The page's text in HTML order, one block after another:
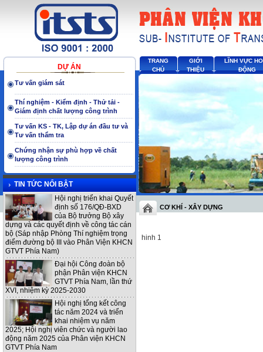
DỰ ÁN
Tư vấn giám sát
Thí nghiệm - Kiểm định - Thử tải -
Giám định chất lượng công trình
Tư vấn KS - TK, Lập dự án đầu tư và
Tư vấn thẩm tra
Chứng nhận sự phù hợp về chất
lượng công trình
TIN TỨC NỔI BẬT
Hội nghị triển khai Quyết
định số 176/QĐ-BXD
của Bộ trưởng Bộ xây
dựng và các quyết định về công tác cán
bộ (Sáp nhập Phòng Thí nghiệm trọng
điểm đường bộ III vào Phân Viện KHCN
GTVT Phía Nam)
Đại hội Công đoàn bộ
phận Phân viện KHCN
GTVT Phía Nam, lần thứ
XVI, nhiệm kỳ 2025-2030
Hội nghị tổng kết công
tác năm 2024 và triển
khai nhiệm vụ năm
2025; Hội nghị viên chức và người lao
động năm 2025 của Phân viện KHCN
GTVT Phía Nam
TRANG
CHỦ
GIỚI
THIỆU
LĨNH VỰC
ĐỘNG
CƠ KHÍ - XÂY DỰNG
hinh 1